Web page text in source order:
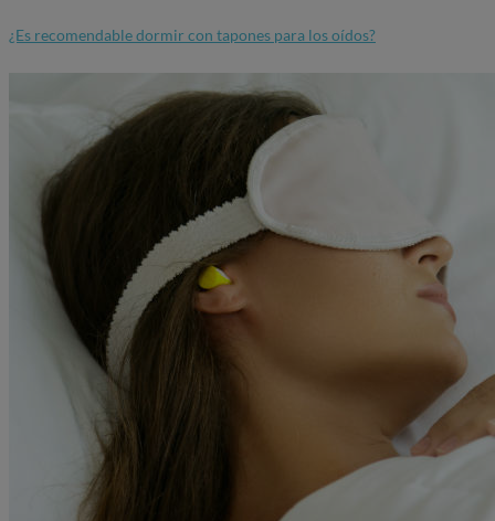
¿Es recomendable dormir con tapones para los oídos?